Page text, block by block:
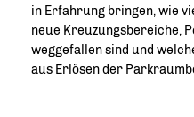
in Erfahrung bringen, wie
neue Kreuzungsbereiche,
weggefallen sind und
aus Erlösen der